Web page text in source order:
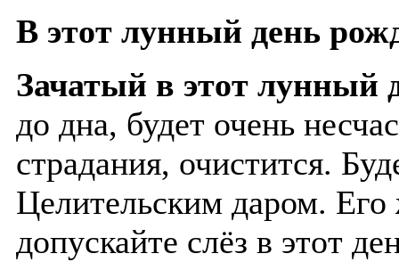
В этот лунный день
Зачатый в этот лунный
до дна, будет очень
страдания, очистится.
Целительским даром.
допускайте слёз в этот